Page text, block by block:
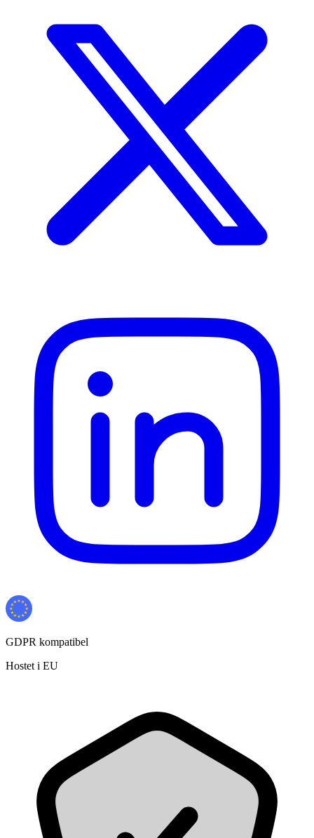
GDPR kompatibel
Hostet i EU